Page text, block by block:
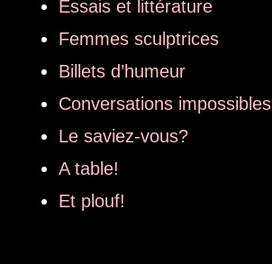
Essais et littérature
Femmes sculptrices
Billets d’humeur
Conversations impossibles
Le saviez-vous?
A table!
Et plouf!